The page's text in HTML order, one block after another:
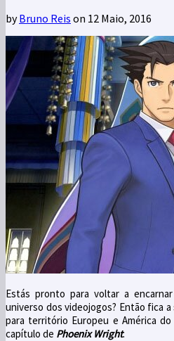
byBruno Reis on 12 Maio, 2016
Estás pronto para voltar a
universo dos videojogos? Então fica a
para território Europeu e América
capítulo de Phoenix Wright.